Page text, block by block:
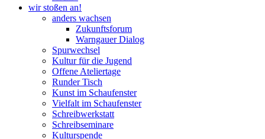
wir stoßen an!
anders wachsen
Zukunftsforum
Warngauer Dialog
Spurwechsel
Kultur für die Jugend
Offene Ateliertage
Runder Tisch
Kunst im Schaufenster
Vielfalt im Schaufenster
Schreibwerkstatt
Schreibseminare
Kulturspende